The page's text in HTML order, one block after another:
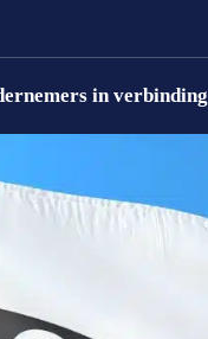
in verbinding